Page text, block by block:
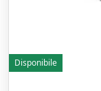
Disponibile